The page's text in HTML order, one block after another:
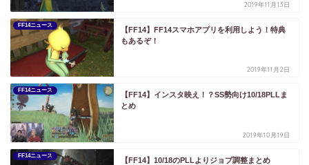
2019年11月13日
FF14ニュース
【FF14】FF14スマホアプリを利用しよう！特典
もあるぞ！
2019年11月2日
FF14ニュース
【FF14】インスタ映え！？SS勢向け10/18PLLま
とめ
2019年10月19日
FF14ニュース
【FF14】10/18のPLLよりジョブ調整まとめ